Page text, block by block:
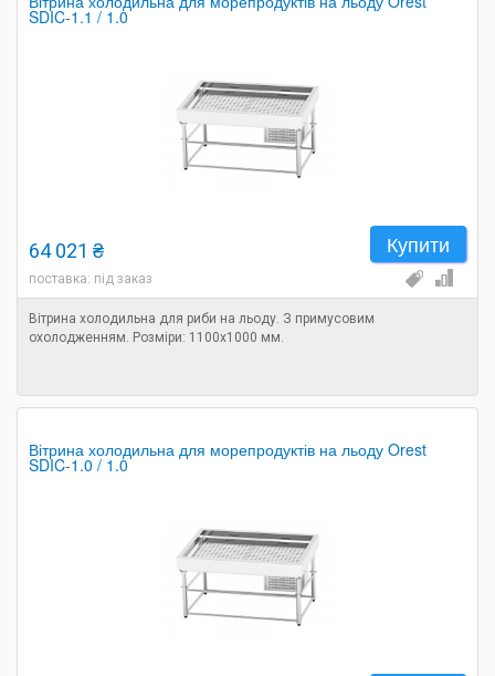
SDIC-1.1 / 1.0
Купити
64 021 ₴
поставка: під заказ
Вітрина холодильна для риби на льоду. З примусовим
охолодженням. Розміри: 1100х1000 мм.
Вітрина холодильна для морепродуктів на льоду Orest
SDIC-1.0 / 1.0